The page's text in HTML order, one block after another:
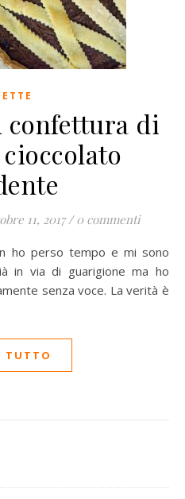
confettura di
11, 2017/ 0 commenti
in via di guarigione ma ho
senza voce. La verità è
TUTTO